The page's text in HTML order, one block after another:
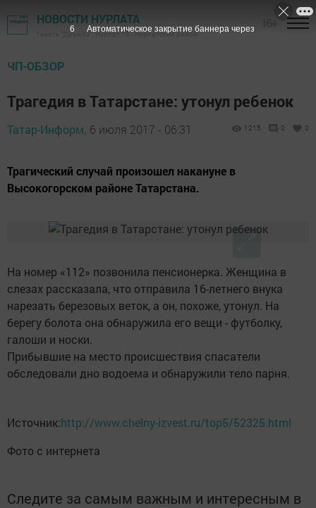
НОВОСТИ НУРЛАТА
Газета "Дружба", Нурлат ТВ - Нурлатский район
ЧП-ОБЗОР
Трагедия в Татарстане: утонул ребенок
Татар-Информ, 6 июля 2017 - 06:31 1215 0 0
Трагический случай произошел накануне в
Высокогорском районе Татарстана.
На номер «112» позвонила пенсионерка. Женщина в
слезах рассказала, что отправила 16-летнего внука
нарезать березовых веток, а он, похоже, утонул. На
берегу болота она обнаружила его вещи - футболку,
галоши и носки.
Прибывшие на место происшествия спасатели
обследовали дно водоема и обнаружили тело парня.
Источник:http://www.chelny-izvest.ru/top5/52325.html
Фото с интернета
Следите за самым важным и интересным в
5 Автоматическое закрытие баннера через